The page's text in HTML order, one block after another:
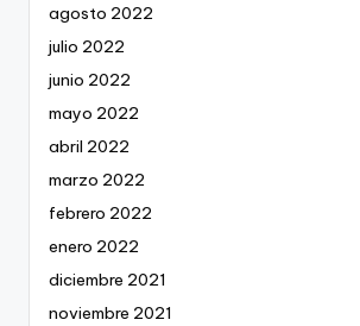
agosto 2022
julio 2022
junio 2022
mayo 2022
abril 2022
marzo 2022
febrero 2022
enero 2022
diciembre 2021
noviembre 2021